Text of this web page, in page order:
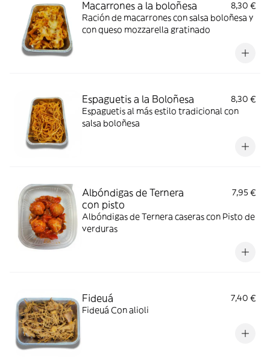
Macarrones a la boloñesa
8,30 €
Ración de macarrones con salsa boloñesa y
con queso mozzarella gratinado
Espaguetis a la Boloñesa
8,30 €
Espaguetis al más estilo tradicional con
salsa boloñesa
Albóndigas de Ternera
con pisto
7,95 €
Albóndigas de Ternera caseras con Pisto de
verduras
Fideuá
7,40 €
Fideuá Con alioli